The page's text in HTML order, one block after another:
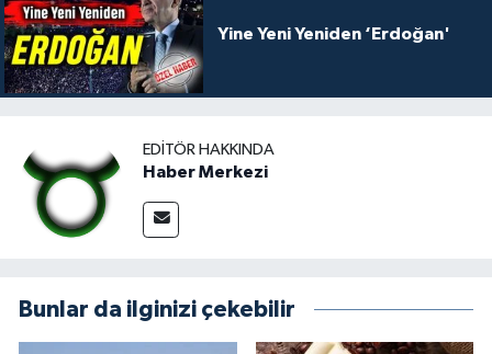
Yine Yeni Yeniden ‘Erdoğan'
EDITÖR HAKKINDA
Haber Merkezi
Bunlar da ilginizi çekebilir